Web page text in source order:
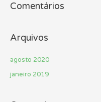
:Comentários
Arquivos
agosto 2020
janeiro 2019